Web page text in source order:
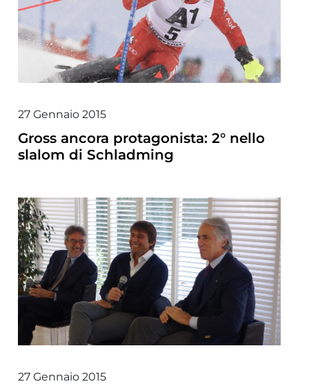
27 Gennaio 2015
Gross ancora protagonista: 2° nello
slalom di Schladming
27 Gennaio 2015